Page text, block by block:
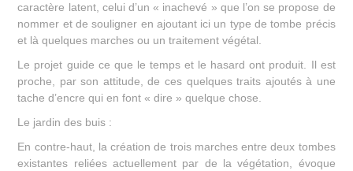
caractère latent, celui d’un « inachevé » que l’on se propose de
nommer et de souligner en ajoutant ici un type de tombe précis
et là quelques marches ou un traitement végétal.
Le projet guide ce que le temps et le hasard ont produit. Il est
proche, par son attitude, de ces quelques traits ajoutés à une
tache d’encre qui en font « dire » quelque chose.
Le jardin des buis :
En contre-haut, la création de trois marches entre deux tombes
existantes reliées actuellement par de la végétation, évoque